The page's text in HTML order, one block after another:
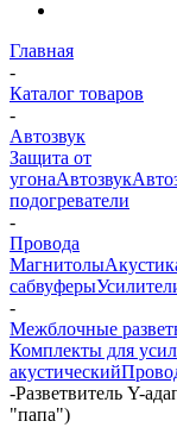
Главная
-
Каталог товаров
-
Автозвук
Защита от
угонаАвтозвук
подогреватели
-
Провода
Магнитолы
сабвуферы
-
Межблочные
Комплекты для
акустический
-Разветвитель Y-
"папа")